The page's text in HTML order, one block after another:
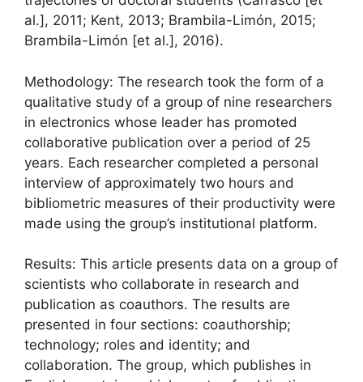
al.], 2011; Kent, 2013; Brambila-Limón, 2015;
Brambila-Limón [et al.], 2016).
Methodology: The research took the form of a
qualitative study of a group of nine researchers
in electronics whose leader has promoted
collaborative publication over a period of 25
years. Each researcher completed a personal
interview of approximately two hours and
bibliometric measures of their productivity were
made using the group’s institutional platform.
Results: This article presents data on a group of
scientists who collaborate in research and
publication as coauthors. The results are
presented in four sections: coauthorship;
technology; roles and identity; and
collaboration. The group, which publishes in